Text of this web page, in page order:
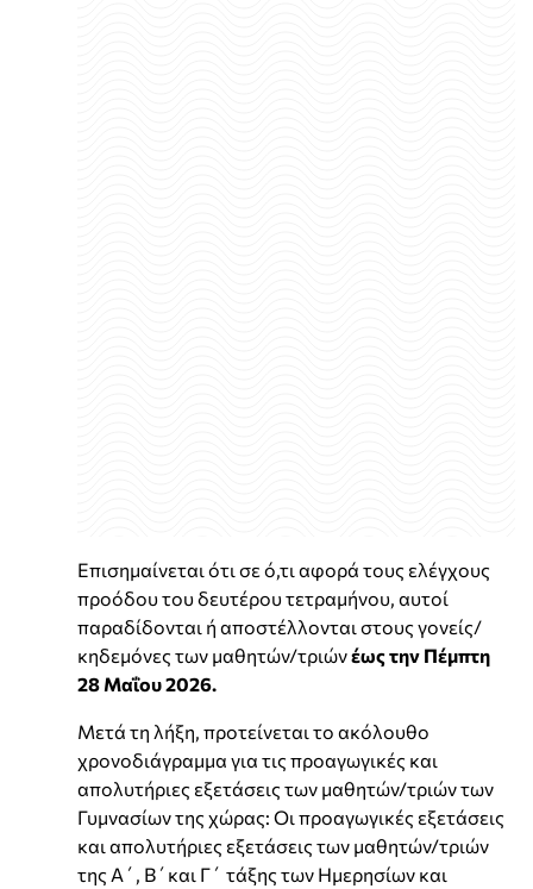
Επισημαίνεται ότι σε ό,τι αφορά τους ελέγχους
προόδου του δευτέρου τετραμήνου, αυτοί
παραδίδονται ή αποστέλλονται στους γονείς/
κηδεμόνες των μαθητών/τριώνέως την Πέμπτη
28 Μαΐου 2026.
Μετά τη λήξη, προτείνεται το ακόλουθο
χρονοδιάγραμμα για τις προαγωγικές και
απολυτήριες εξετάσεις των μαθητών/τριών των
Γυμνασίων της χώρας: Οι προαγωγικές εξετάσεις
και απολυτήριες εξετάσεις των μαθητών/τριών
της Α΄, Β΄και Γ΄ τάξης των Ημερησίων και